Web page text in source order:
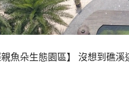
魚朵生態園區】 沒想到礁